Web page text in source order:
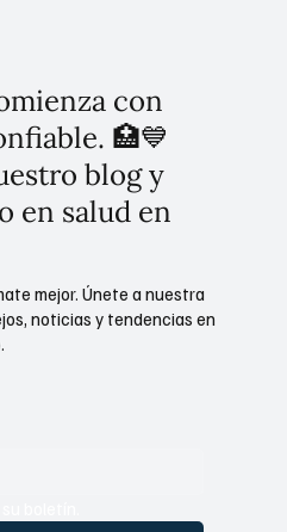
con
🏥💙
blog y
en salud en
mejor. Únete a nuestra
noticias y tendencias en